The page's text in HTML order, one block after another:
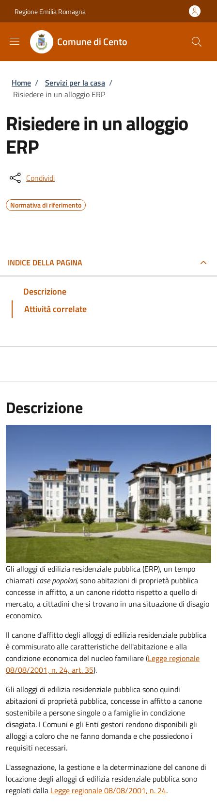
Regione Emilia Romagna
Comune di Cento
Briciole di pane
Home / Servizi per la casa /
Risiedere in un alloggio ERP
Risiedere in un alloggio
ERP
Condividi
Normativa di riferimento
INDICE DELLA PAGINA
Descrizione
Attività correlate
Descrizione
Gli alloggi di edilizia residenziale pubblica (ERP), un tempo
chiamati case popolari,sono abitazioni di proprietà pubblica
concesse in affitto, a un canone ridotto rispetto a quello di
mercato, a cittadini che si trovano in una situazione di disagio
economico.
Il canone d'affitto degli alloggi di edilizia residenziale pubblica
è commisurato alle caratteristiche dell'abitazione e alla
condizione economica del nucleo familiare (Legge regionale
08/08/2001, n. 24, art. 35).
Gli alloggi di edilizia residenziale pubblica sono quindi
abitazioni di proprietà pubblica, concesse in affitto a canone
sostenibilea persone singole o a famiglie in condizione
disagiata. I Comuni e gli Enti gestori rendono disponibili gli
alloggi a coloro che ne fanno domanda e che possiedono i
requisiti necessari.
L'assegnazione, la gestione e la determinazione del canone di
locazione degli alloggi di edilizia residenziale pubblica sono
regolati dalla Legge regionale 08/08/2001, n. 24.